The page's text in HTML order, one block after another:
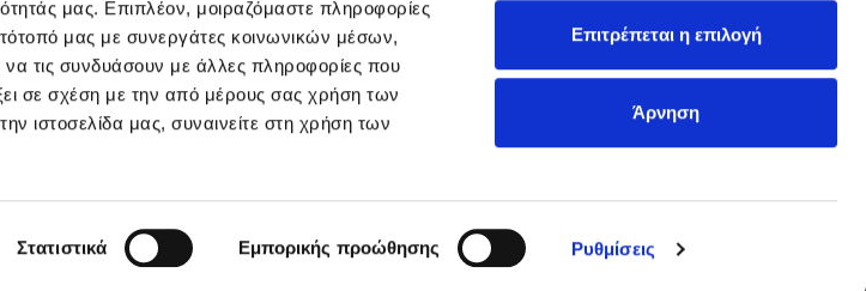
μας. Επιπλέον, μοιραζόμαστε πληροφορίες
μας με συνεργάτες κοινωνικών μέσων,
τις συνδυάσουν με άλλες πληροφορίες που
σε σχέση με την από μέρους σας χρήση των
ιστοσελίδα μας, συναινείτε στη χρήση των
Στατιστικά Εμπορικής προώθησης Ρυθμίσεις
Επιτρέπεται η επιλογή
Άρνηση
Created by Powered by